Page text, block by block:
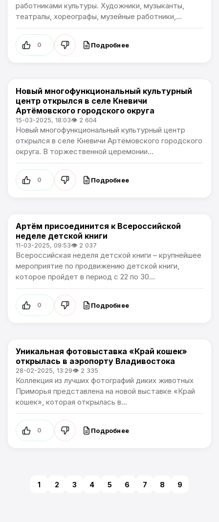
работниками культуры. Художники, музыканты,
театралы, хореографы, музейные работники,...
0 Подробнее
Культура
Новый многофункциональный культурный
центр открылся в селе Кневичи
Артёмовского городского округа
15-03-2025, 18:03👁 2 604
Новый многофункциональный культурный центр
открылся в селе Кневичи Артёмовского городского
округа. В торжественной церемонии...
0 Подробнее
Культура
Артём присоединится к Всероссийской
неделе детской книги
11-03-2025, 09:53👁 2 037
Всероссийская неделя детской книги – крупнейшее
мероприятие по продвижению детской книги,
которое пройдет в период с 22 по 30...
0 Подробнее
Культура
Уникальная фотовыставка «Край кошек»
открылась в аэропорту Владивостока
28-02-2025, 13:29👁 2 335
Коллекция из лучших фотографий диких животных
Приморья представлена на новой выставке «Край
кошек», которая открылась в...
0 Подробнее
1 2 3 4 5 6 7 8 9